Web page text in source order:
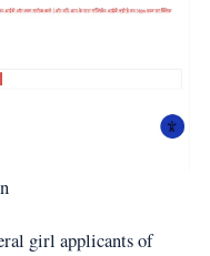
girl applicants of